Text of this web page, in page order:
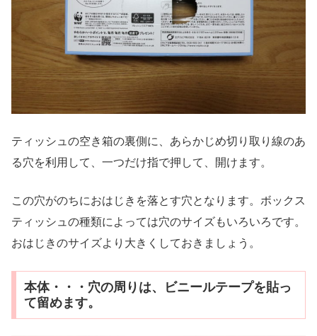
ティッシュの空き箱の裏側に、あらかじめ切り取り線のあ
る穴を利用して、一つだけ指で押して、開けます。
この穴がのちにおはじきを落とす穴となります。ボックス
ティッシュの種類によっては穴のサイズもいろいろです。
おはじきのサイズより大きくしておきましょう。
本体・・・穴の周りは、ビニールテープを貼っ
て留めます。